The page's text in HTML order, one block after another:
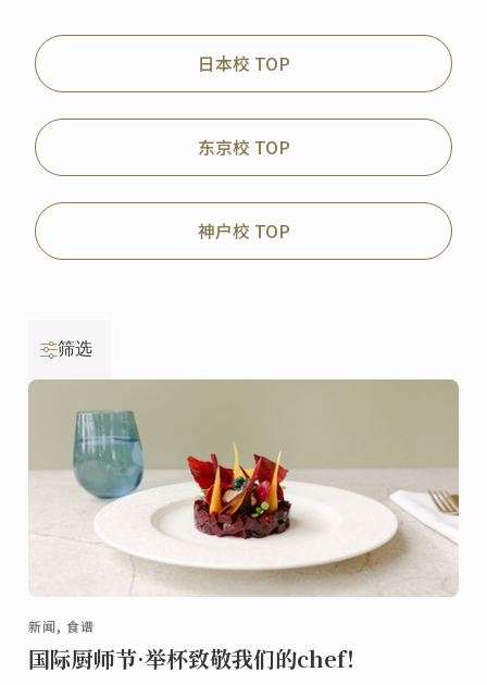
日本校 TOP
东京校 TOP
神户校 TOP
筛选
新闻, 食谱
国际厨师节·举杯致敬我们的chef！